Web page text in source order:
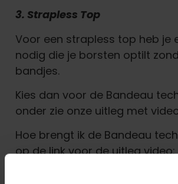
3. Strapless Top
Voor een strapless top heb je
nodig die je borsten optilt
bandjes.
Kies dan voor de Bandeau
onder zie onze uitleg met
Hoe brengt ik de Bandeau
op de link voor de uitleg video:
https://www.boobtape.nl/